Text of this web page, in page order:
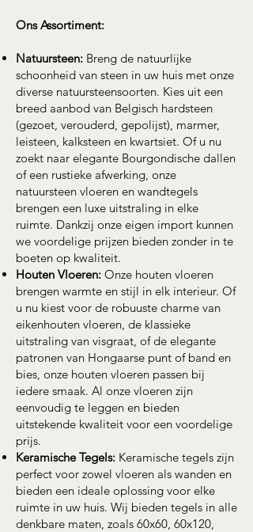
Ons Assortiment:
Natuursteen: Breng de natuurlijke
schoonheid van steen in uw huis met onze
diverse natuursteensoorten. Kies uit een
breed aanbod van Belgisch hardsteen
(gezoet, verouderd, gepolijst), marmer,
leisteen, kalksteen en kwartsiet. Of u nu
zoekt naar elegante Bourgondische dallen
of een rustieke afwerking, onze
natuursteen vloeren en wandtegels
brengen een luxe uitstraling in elke
ruimte. Dankzij onze eigen import kunnen
we voordelige prijzen bieden zonder in te
boeten op kwaliteit.
Houten Vloeren: Onze houten vloeren
brengen warmte en stijl in elk interieur. Of
u nu kiest voor de robuuste charme van
eikenhouten vloeren, de klassieke
uitstraling van visgraat, of de elegante
patronen van Hongaarse punt of band en
bies, onze houten vloeren passen bij
iedere smaak. Al onze vloeren zijn
eenvoudig te leggen en bieden
uitstekende kwaliteit voor een voordelige
prijs.
Keramische Tegels: Keramische tegels zijn
perfect voor zowel vloeren als wanden en
bieden een ideale oplossing voor elke
ruimte in uw huis. Wij bieden tegels in alle
denkbare maten, zoals 60x60, 60x120,